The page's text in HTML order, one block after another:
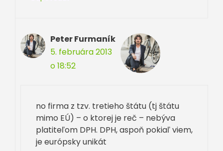
Peter Furmaník
5. februára 2013
o 18:52
no firma z tzv. tretieho štátu (tj štátu
mimo EÚ) – o ktorej je reč – nebýva
platiteľom DPH. DPH, aspoň pokiaľ viem,
je európsky unikát